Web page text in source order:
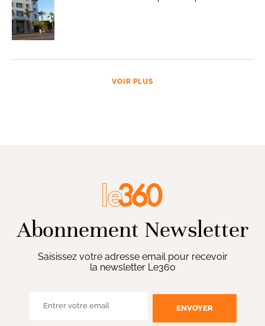
VOIR PLUS
Abonnement Newsletter
Saisissez votre adresse email pour recevoir
la newsletter Le360
ENVOYER